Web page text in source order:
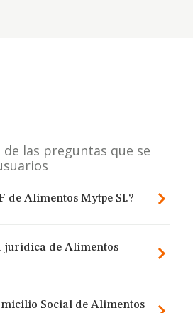
de las preguntas que se
de Alimentos Mytpe Sl.?
jurídica de Alimentos
Social de Alimentos